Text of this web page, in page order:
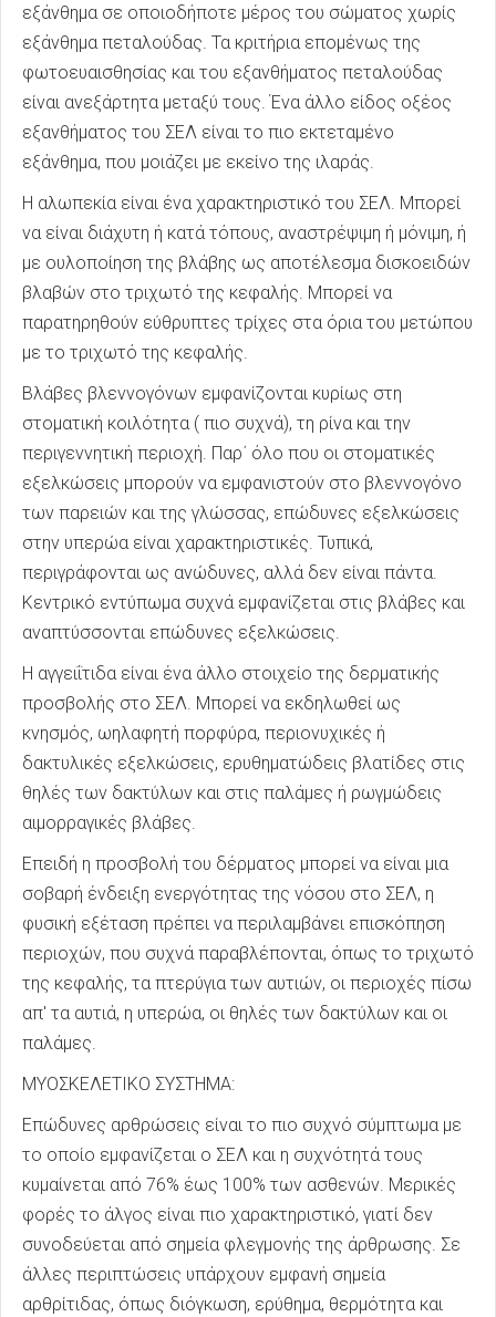
εξάνθημα σε οποιοδήποτε μέρος του σώματος χωρίς
εξάνθημα πεταλούδας. Τα κριτήρια επομένως της
φωτοευαισθησίας και του εξανθήματος πεταλούδας
είναι ανεξάρτητα μεταξύ τους. Ένα άλλο είδος οξέος
εξανθήματος του ΣΕΛ είναι το πιο εκτεταμένο
εξάνθημα, που μοιάζει με εκείνο της ιλαράς.
Η αλωπεκία είναι ένα χαρακτηριστικό του ΣΕΛ. Μπορεί
να είναι διάχυτη ή κατά τόπους, αναστρέψιμη ή μόνιμη, ή
με ουλοποίηση της βλάβης ως αποτέλεσμα δισκοειδών
βλαβών στο τριχωτό της κεφαλής. Μπορεί να
παρατηρηθούν εύθρυπτες τρίχες στα όρια του μετώπου
με το τριχωτό της κεφαλής.
Βλάβες βλεννογόνων εμφανίζονται κυρίως στη
στοματική κοιλότητα ( πιο συχνά), τη ρίνα και την
περιγεννητική περιοχή. Παρ΄ όλο που οι στοματικές
εξελκώσεις μπορούν να εμφανιστούν στο βλεννογόνο
των παρειών και της γλώσσας, επώδυνες εξελκώσεις
στην υπερώα είναι χαρακτηριστικές. Τυπικά,
περιγράφονται ως ανώδυνες, αλλά δεν είναι πάντα.
Κεντρικό εντύπωμα συχνά εμφανίζεται στις βλάβες και
αναπτύσσονται επώδυνες εξελκώσεις.
Η αγγειΐτιδα είναι ένα άλλο στοιχείο της δερματικής
προσβολής στο ΣΕΛ. Μπορεί να εκδηλωθεί ως
κνησμός, ωηλαφητή πορφύρα, περιονυχικές ή
δακτυλικές εξελκώσεις, ερυθηματώδεις βλατίδες στις
θηλές των δακτύλων και στις παλάμες ή ρωγμώδεις
αιμορραγικές βλάβες.
Επειδή η προσβολή του δέρματος μπορεί να είναι μια
σοβαρή ένδειξη ενεργότητας της νόσου στο ΣΕΛ, η
φυσική εξέταση πρέπει να περιλαμβάνει επισκόπηση
περιοχών, που συχνά παραβλέπονται, όπως το τριχωτό
της κεφαλής, τα πτερύγια των αυτιών, οι περιοχές πίσω
απ' τα αυτιά, η υπερώα, οι θηλές των δακτύλων και οι
παλάμες.
ΜΥΟΣΚΕΛΕΤΙΚΟ ΣΥΣΤΗΜΑ:
Επώδυνες αρθρώσεις είναι το πιο συχνό σύμπτωμα με
το οποίο εμφανίζεται ο ΣΕΛ και η συχνότητά τους
κυμαίνεται από 76% έως 100% των ασθενών. Μερικές
φορές το άλγος είναι πιο χαρακτηριστικό, γιατί δεν
συνοδεύεται από σημεία φλεγμονής της άρθρωσης. Σε
άλλες περιπτώσεις υπάρχουν εμφανή σημεία
αρθρίτιδας, όπως διόγκωση, ερύθημα, θερμότητα και